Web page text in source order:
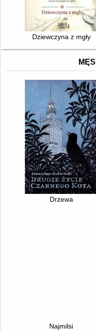
Dziewczyna z mgły
Drzewa
Najmilsi